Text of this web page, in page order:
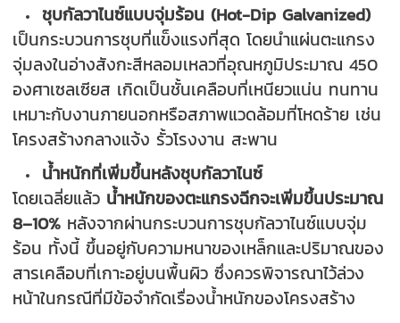
ชุบกัลวาไนซ์แบบจุ่มร้อน (Hot-Dip Galvanized)
เป็นกระบวนการชุบที่แข็งแรงที่สุด โดยนำแผ่นตะแกรง
จุ่มลงในอ่างสังกะสีหลอมเหลวที่อุณหภูมิประมาณ 450
องศาเซลเซียส เกิดเป็นชั้นเคลือบที่เหนียวแน่น ทนทาน
เหมาะกับงานภายนอกหรือสภาพแวดล้อมที่โหดร้าย เช่น
โครงสร้างกลางแจ้ง รั้วโรงงาน สะพาน
น้ำหนักที่เพิ่มขึ้นหลังชุบกัลวาไนซ์
โดยเฉลี่ยแล้ว น้ำหนักของตะแกรงฉีกจะเพิ่มขึ้นประมาณ
8–10% หลังจากผ่านกระบวนการชุบกัลวาไนซ์แบบจุ่ม
ร้อน ทั้งนี้ ขึ้นอยู่กับความหนาของเหล็กและปริมาณของ
สารเคลือบที่เกาะอยู่บนพื้นผิว ซึ่งควรพิจารณาไว้ล่วง
หน้าในกรณีที่มีข้อจำกัดเรื่องน้ำหนักของโครงสร้าง